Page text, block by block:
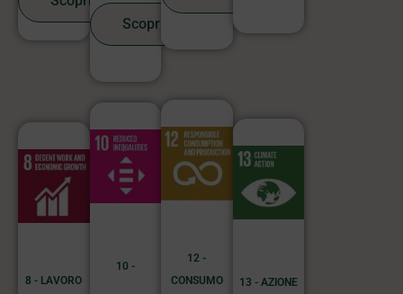
Scoprire
8 - LAVORO
10 -
12 -
CONSUMO
13 - AZIONE